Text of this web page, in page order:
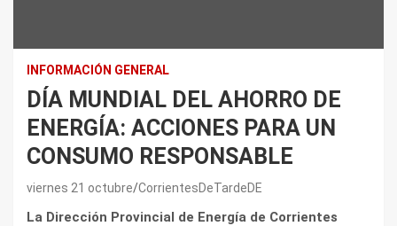
INFORMACIÓN GENERAL
DÍA MUNDIAL DEL AHORRO DE
ENERGÍA: ACCIONES PARA UN
CONSUMO RESPONSABLE
viernes 21 octubre CorrientesDeTardeDE
La Dirección Provincial de Energía de Corrientes